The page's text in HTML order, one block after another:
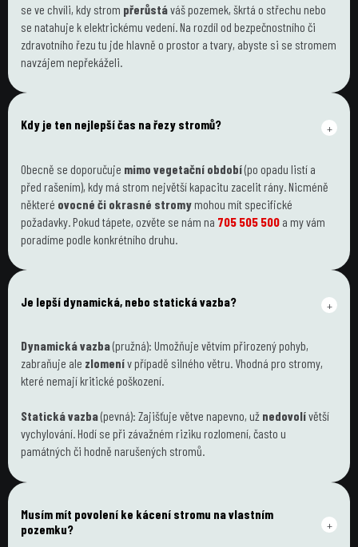
se ve chvíli, kdy strom přerůstá váš pozemek, škrtá o střechu nebo
se natahuje k elektrickému vedení. Na rozdíl od bezpečnostního či
zdravotního řezu tu jde hlavně o prostor a tvary, abyste si se stromem
navzájem nepřekáželi.
Kdy je ten nejlepší čas na řezy stromů? +
Obecně se doporučuje mimo vegetační období (po opadu listí a
před rašením), kdy má strom největší kapacitu zacelit rány. Nicméně
některé ovocné či okrasné stromy mohou mít specifické
požadavky. Pokud tápete, ozvěte se nám na 705 505 500 a my vám
poradíme podle konkrétního druhu.
Je lepší dynamická, nebo statická vazba? +
Dynamická vazba (pružná): Umožňuje větvím přirozený pohyb,
zabraňuje ale zlomení v případě silného větru. Vhodná pro stromy,
které nemají kritické poškození.
Statická vazba (pevná): Zajišťuje větve napevno, už nedovolí větší
vychylování. Hodí se při závažném riziku rozlomení, často u
památných či hodně narušených stromů.
Musím mít povolení ke kácení stromu na vlastním
pozemku?
+